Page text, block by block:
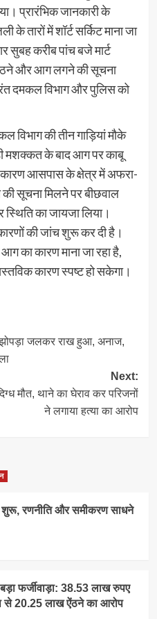
प्रारंभिक जानकारी के
तारों में शॉर्ट सर्किट माना जा
सुबह करीब पांच बजे मार्ट
और आग लगने की सूचना
दमकल विभाग और पुलिस को
विभाग की तीन गाड़ियां मौके
मशक्कत के बाद आग पर काबू
आसपास के क्षेत्र में अफरा-
सूचना मिलने पर बीछवाल
का जायजा लिया।
की जांच शुरू कर दी है।
आग का कारण माना जा रहा है,
कारण स्पष्ट हो सकेगा।
झोपड़ा जलकर राख हुआ, अनाज,
Next:
मौत, थाने का घेराव कर परिजनों
ने लगाया हत्या का आरोप
शुरू, रणनीति और समीकरण साधने
फर्जीवाड़ा: 38.53 लाख रुपए
से 20.25 लाख ऐंठने का आरोप